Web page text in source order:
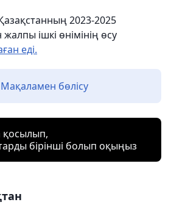
2023-2025
ішкі өнімінің өсу
еді.
Мақаламен бөлісу
қосылып,
бірінші болып оқыңыз